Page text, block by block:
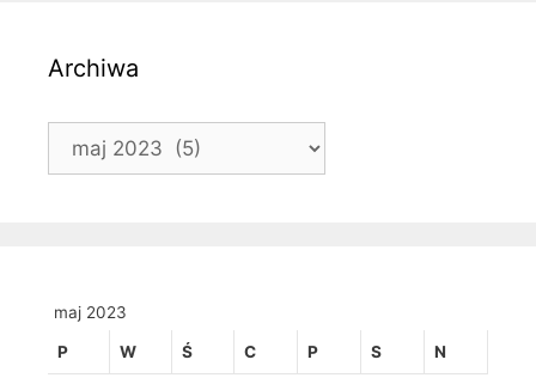
Archiwa
Archiwa
maj 2023
P W Ś C P S N